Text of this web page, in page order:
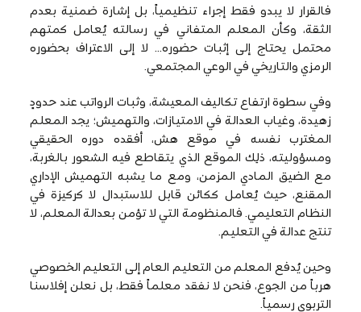
فالقرار لا يبدو فقط إجراء تنظيمياً، بل إشارة ضمنية بعدم
الثقة، وكأن المعلم المتفاني في رسالته يُعامل كمتهم
محتمل يحتاج إلى إثبات حضوره… لا إلى الاعتراف بحضوره
الرمزي والتاريخي في الوعي المجتمعي.
وفي سطوة ارتفاع تكاليف المعيشة، وثبات الرواتب عند حدودٍ
زهيدة، وغياب العدالة في الامتيازات، والتهميش؛ يجد المعلم
المغترب نفسه في موقع هش، أفقده دوره الحقيقي
ومسؤوليته، ذلِك الموقع الذي يتقاطع فيه الشعور بالغربة،
مع الضيق المادي المزمن، ومع ما يشبه التهميش الإداري
المقنع، حيث يُعامل ككائن قابل للاستبدال لا كركيزة في
النظام التعليمي. فالمنظومة التي لا تؤمن بعدالة المعلم، لا
تنتج عدالة في التعليم.
وحين يُدفع المعلم من التعليم العام إلى التعليم الخصوصي
هرباً من الجوع، فنحن لا نفقد معلماً فقط، بل نعلن إفلاسنا
التربوي رسمياً.